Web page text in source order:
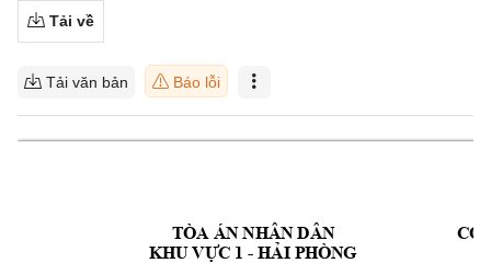
Tải về
Tải văn bản Báo lỗi
TÒA ÁN NHÂN DÂN
KHU VỰC 1 - HẢI PHÒNG